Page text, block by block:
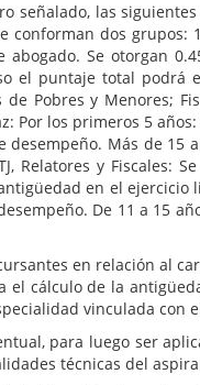
las siguientes
conforman dos
Se otorgan
puntaje total podrá
de Pobres y Menores;
Por los primeros 5
Más de 15
Relatores y
en el
De 11 a 15
en relación al
cálculo de la
vinculada con
luego ser
técnicas del